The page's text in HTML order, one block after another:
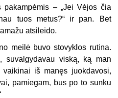
pakampėmis – „Jei Vėjos čia
tuos metus?“ ir pan. Bet
atsileido.
meilė buvo stovyklos rutina.
suvalgydavau viską, ką man
iš manęs juokdavosi,
pamiegam, bus po to sunku